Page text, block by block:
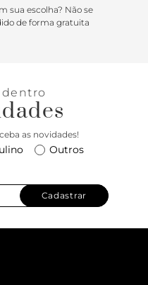
emborrachada
em cápsula com
da coleção terra, o
versatilidade e dá
chic estão em alta na
sua escolha? Não se
de forma gratuita
as novidades!
Outros
Cadastrar